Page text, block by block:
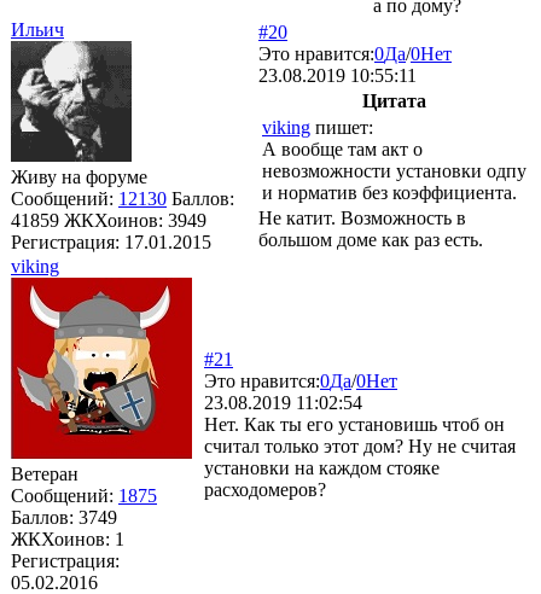
а по дому?
Ильич
Живу на форуме
Сообщений: 12130 Баллов:
41859 ЖКХоинов: 3949
Регистрация: 17.01.2015
#20
Это нравится:0Да/0Нет
23.08.2019 10:55:11
Цитата
viking пишет:
А вообще там акт о
невозможности установки одпу
и норматив без коэффициента.
Не катит. Возможность в
большом доме как раз есть.
viking
Ветеран
Сообщений: 1875
Баллов: 3749
ЖКХоинов: 1
Регистрация:
05.02.2016
#21
Это нравится:0Да/0Нет
23.08.2019 11:02:54
Нет. Как ты его установишь чтоб он
считал только этот дом? Ну не считая
установки на каждом стояке
расходомеров?